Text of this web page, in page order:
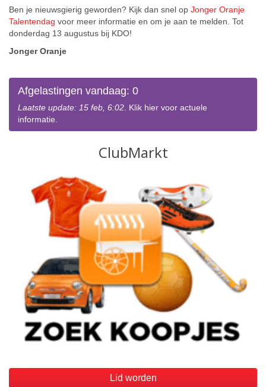
Ben je nieuwsgierig geworden? Kijk dan snel op Jonger Oranje
Talentendag voor meer informatie en om je aan te melden. Tot
donderdag 13 augustus bij KDO!
Jonger Oranje
Afgelastingen vandaag: 0
Laatste update: 15 feb, 6:02. Klik hier voor actuele
informatie.
Lid worden